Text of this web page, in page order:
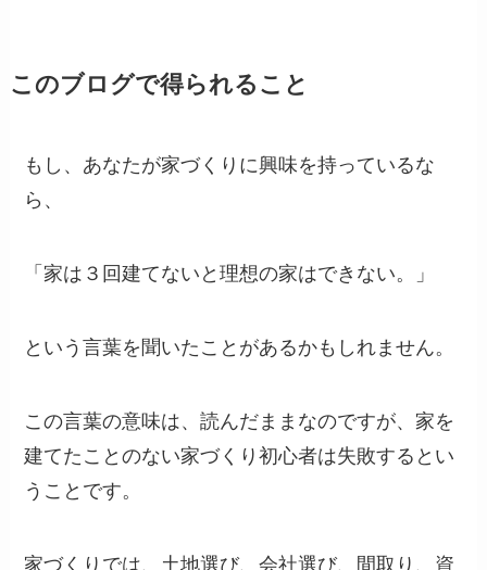
このブログで得られること
もし、あなたが家づくりに興味を持っているな
ら、
「家は３回建てないと理想の家はできない。」
という言葉を聞いたことがあるかもしれません。
この言葉の意味は、読んだままなのですが、家を
建てたことのない家づくり初心者は失敗するとい
うことです。
家づくりでは、土地選び、会社選び、間取り、資